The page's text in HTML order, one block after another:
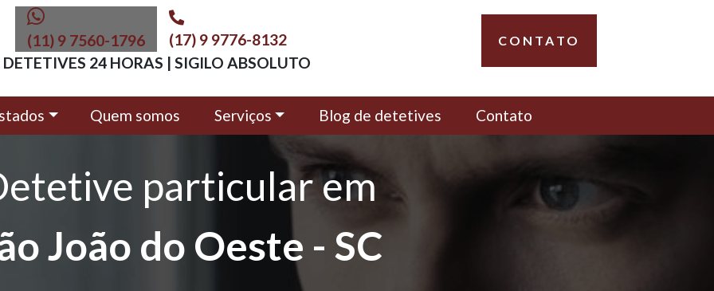
(11) 9 7560-1796
(17) 9 9776-8132
DETETIVES 24 HORAS | SIGILO ABSOLUTO
CONTATO
Quem somos Serviços Blog de detetives Contato
particular em
João do Oeste - SC